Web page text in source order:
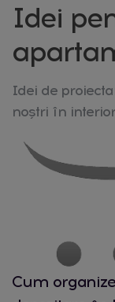
Idei
Idei de
noștri în
Cum